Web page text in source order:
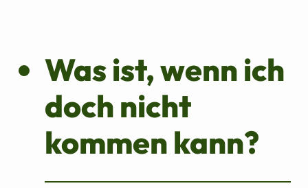
Was ist, wenn ich
doch nicht
kommen kann?